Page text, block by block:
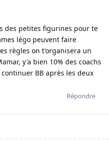
des petites figurines pour te
légo peuvent faire
règles on t'organisera un
y'a bien 10% des coachs
BB après les deux
Répondre